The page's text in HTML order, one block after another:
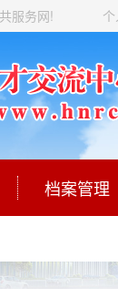
服务网!
档案管理